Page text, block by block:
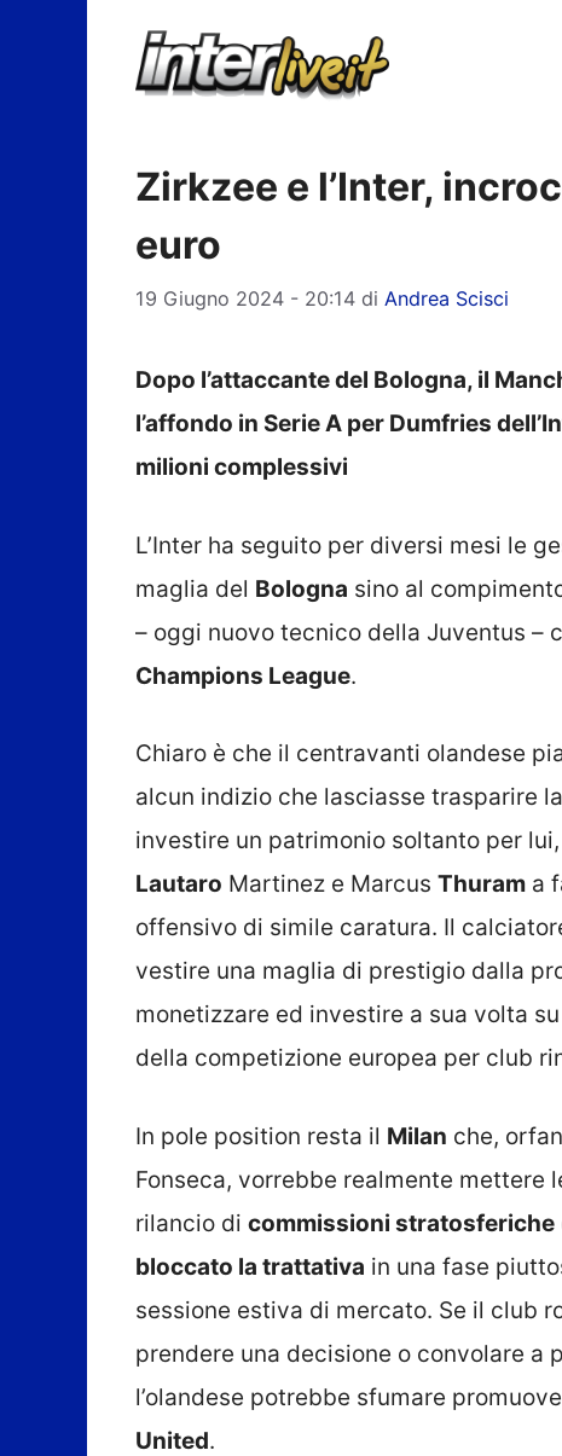
Zirkzee e l’Inter,
euro
19 Giugno 2024 - 20:14 di Andrea Scisci
Dopo l’attaccante del Bologna, il
l’affondo in Serie A per Dumfries
milioni complessivi
L’Inter ha seguito per diversi mesi le
maglia del Bologna sino al
– oggi nuovo tecnico della Juventus –
Champions League.
Chiaro è che il centravanti olandese
alcun indizio che lasciasse trasparire
investire un patrimonio soltanto per
Lautaro Martinez e Marcus Thuram a
offensivo di simile caratura. Il
vestire una maglia di prestigio dalla
monetizzare ed investire a sua volta
della competizione europea per club
In pole position resta il Milan che,
Fonseca, vorrebbe realmente mettere
rilancio di commissioni stratosferiche
bloccato la trattativa in una fase
sessione estiva di mercato. Se il club
prendere una decisione o convolare
l’olandese potrebbe sfumare
United.